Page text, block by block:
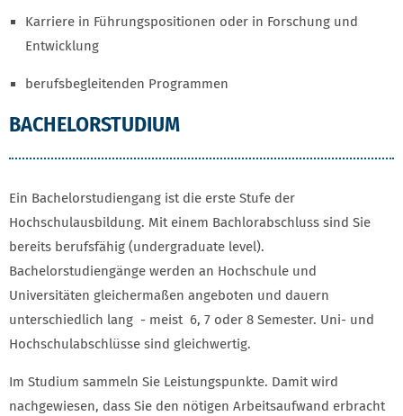
Karriere in Führungspositionen oder in Forschung und
Entwicklung
berufsbegleitenden Programmen
BACHELORSTUDIUM UND ABSCHLÜSSE
BACHELORSTUDIUM
Ein Bachelorstudiengang ist die erste Stufe der
Hochschulausbildung. Mit einem Bachlorabschluss sind Sie
bereits berufsfähig (undergraduate level).
Bachelorstudiengänge werden an Hochschule und
Universitäten gleichermaßen angeboten und dauern
unterschiedlich lang - meist 6, 7 oder 8 Semester. Uni- und
Hochschulabschlüsse sind gleichwertig.
Im Studium sammeln Sie Leistungspunkte. Damit wird
nachgewiesen, dass Sie den nötigen Arbeitsaufwand erbracht